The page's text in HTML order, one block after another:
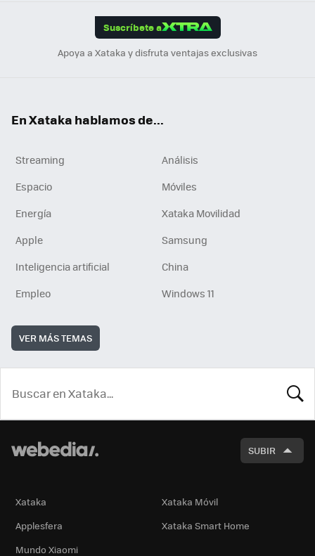
Suscríbete a
Apoya a Xataka y disfruta ventajas exclusivas
En Xataka hablamos de...
Streaming
Análisis
Espacio
Móviles
Energía
Xataka Movilidad
Apple
Samsung
Inteligencia artificial
China
Empleo
Windows 11
VER MÁS TEMAS
SUBIR
Xataka
Xataka Móvil
Applesfera
Xataka Smart Home
Mundo Xiaomi